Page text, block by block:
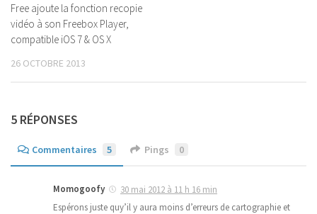
Free ajoute la fonction recopie
vidéo à son Freebox Player,
compatible iOS 7 & OS X
26 OCTOBRE 2013
5 RÉPONSES
Commentaires 5 Pings 0
Momogoofy
30 mai 2012 à 11 h 16 min
Espérons juste quy’il y aura moins d’erreurs de cartographie et